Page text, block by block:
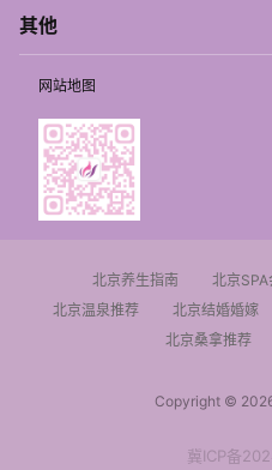
其他
网站地图
北京养生指南 北京
北京温泉推荐
北京结婚婚嫁
北京桑拿推荐
Copyright ©
冀ICP备